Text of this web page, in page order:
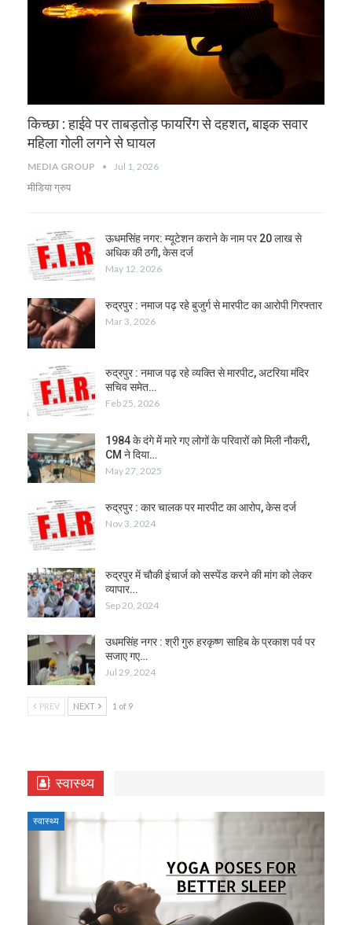
किच्छा : हाईवे पर ताबड़तोड़ फायरिंग से दहशत, बाइक सवार
महिला गोली लगने से घायल
MEDIA GROUP Jul 1, 2026
मीडिया ग्रुप
ऊधमसिंह नगर: म्यूटेशन कराने के नाम पर 20 लाख से
अधिक की ठगी, केस दर्ज
May 12, 2026
रुद्रपुर : नमाज पढ़ रहे बुजुर्ग से मारपीट का आरोपी गिरफ्तार
Mar 3, 2026
रुद्रपुर : नमाज पढ़ रहे व्यक्ति से मारपीट, अटरिया मंदिर
सचिव समेत…
Feb 25, 2026
1984 के दंगे में मारे गए लोगों के परिवारों को मिली नौकरी,
CM ने दिया…
May 27, 2025
रुद्रपुर : कार चालक पर मारपीट का आरोप, केस दर्ज
Nov 3, 2024
रुद्रपुर में चौकी इंचार्ज को सस्पेंड करने की मांग को लेकर
व्यापार…
Sep 20, 2024
उधमसिंह नगर : श्री गुरु हरकृष्ण साहिब के प्रकाश पर्व पर
सजाए गए…
Jul 29, 2024
PREV NEXT 1 of 9
स्वास्थ्य
स्वास्थ्य